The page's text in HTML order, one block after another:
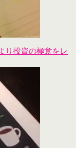
り投資の極意をレ